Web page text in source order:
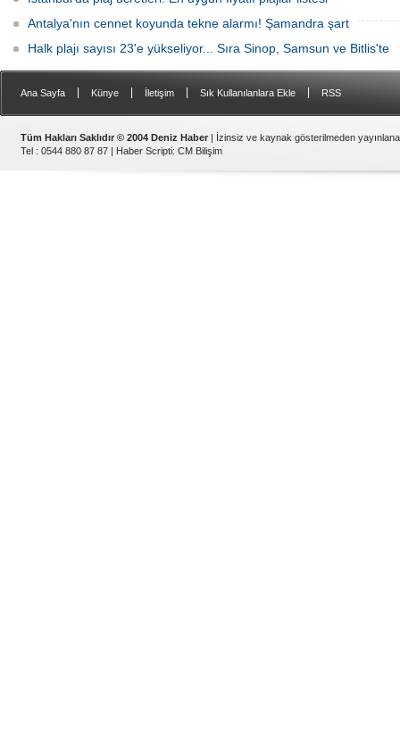
Antalya'nın cennet koyunda tekne alarmı! Şamandra şart
Halk plajı sayısı 23'e yükseliyor... Sıra Sinop, Samsun ve Bitlis'te
Ana Sayfa Künye İletişim Sık Kullanılanlara Ekle RSS
Tüm Hakları Saklıdır © 2004 Deniz Haber | İzinsiz ve kaynak gösterilmeden
Tel : 0544 880 87 87 | Haber Scripti: CM Bilişim